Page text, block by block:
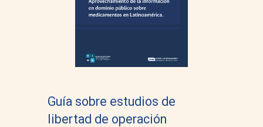
Guía sobre estudios de
libertad de operación